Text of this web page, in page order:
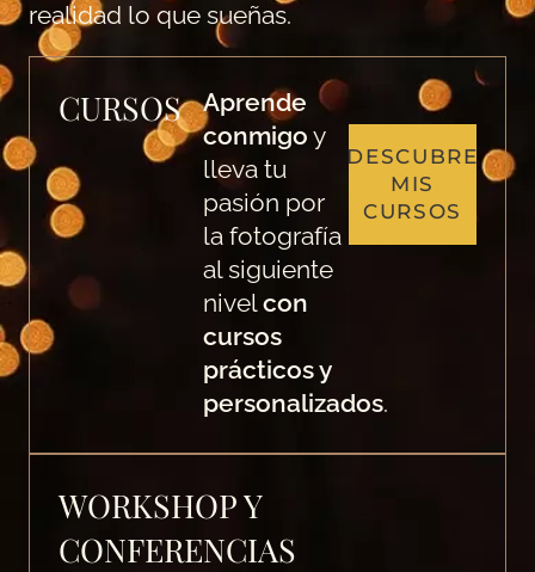
realidad lo que sueñas.
CURSOS
Aprende
conmigo y
lleva tu
pasión por
la fotografía
al siguiente
nivelcon
cursos
prácticos y
personalizados.
DESCUBRE
MIS
CURSOS
WORKSHOP Y
CONFERENCIAS